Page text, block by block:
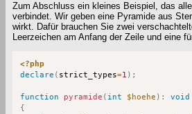
Zum Abschluss ein kleines Beispiel, das
verbindet. Wir geben eine Pyramide aus
wirkt. Dafür brauchen Sie zwei
Leerzeichen am Anfang der Zeile und eine
<?php
declare ( strict_types=1 ) ;
function pyramide ( int $hoehe ) :
void
{